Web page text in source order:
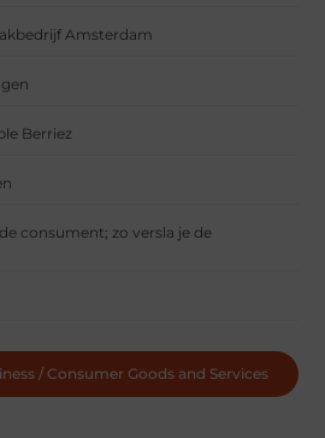
Amsterdam
Berriez
consument; zo versla je de
/ Consumer Goods and Services